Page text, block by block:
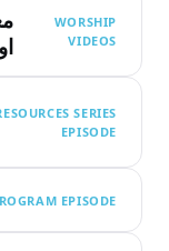
WORSHIP
VIDEOS
SERIES
EPISODE
EPISODE